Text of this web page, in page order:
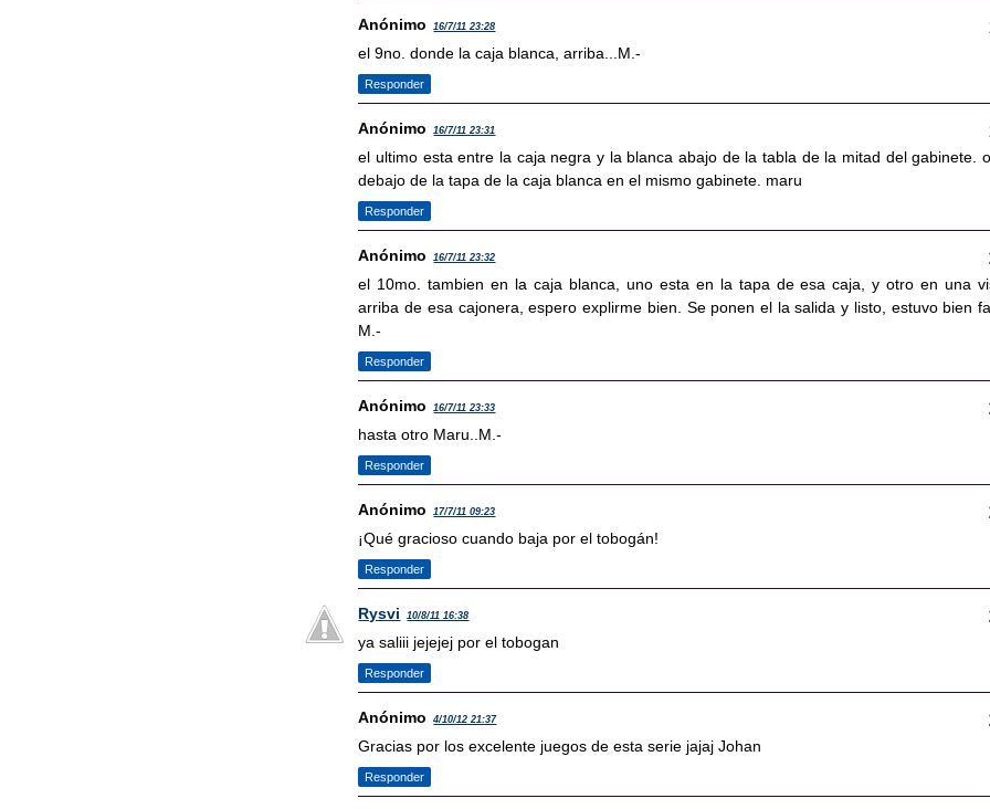
Anónimo 16/7/11 23:28
el 9no. donde la caja blanca, arriba...M.-
Responder
Anónimo 16/7/11 23:31
el ultimo esta entre la caja negra y la blanca abajo de la tabla de la mitad del gabinete.
debajo de la tapa de la caja blanca en el mismo gabinete. maru
Responder
Anónimo 16/7/11 23:32
el 10mo. tambien en la caja blanca, uno esta en la tapa de esa caja, y otro en una
arriba de esa cajonera, espero explirme bien. Se ponen el la salida y listo, estuvo bien
M.-
Responder
Anónimo 16/7/11 23:33
hasta otro Maru..M.-
Responder
Anónimo 17/7/11 09:23
¡Qué gracioso cuando baja por el tobogán!
Responder
Rysvi 10/8/11 16:38
ya saliii jejejej por el tobogan
Responder
Anónimo 4/10/12 21:37
Gracias por los excelente juegos de esta serie jajaj Johan
Responder